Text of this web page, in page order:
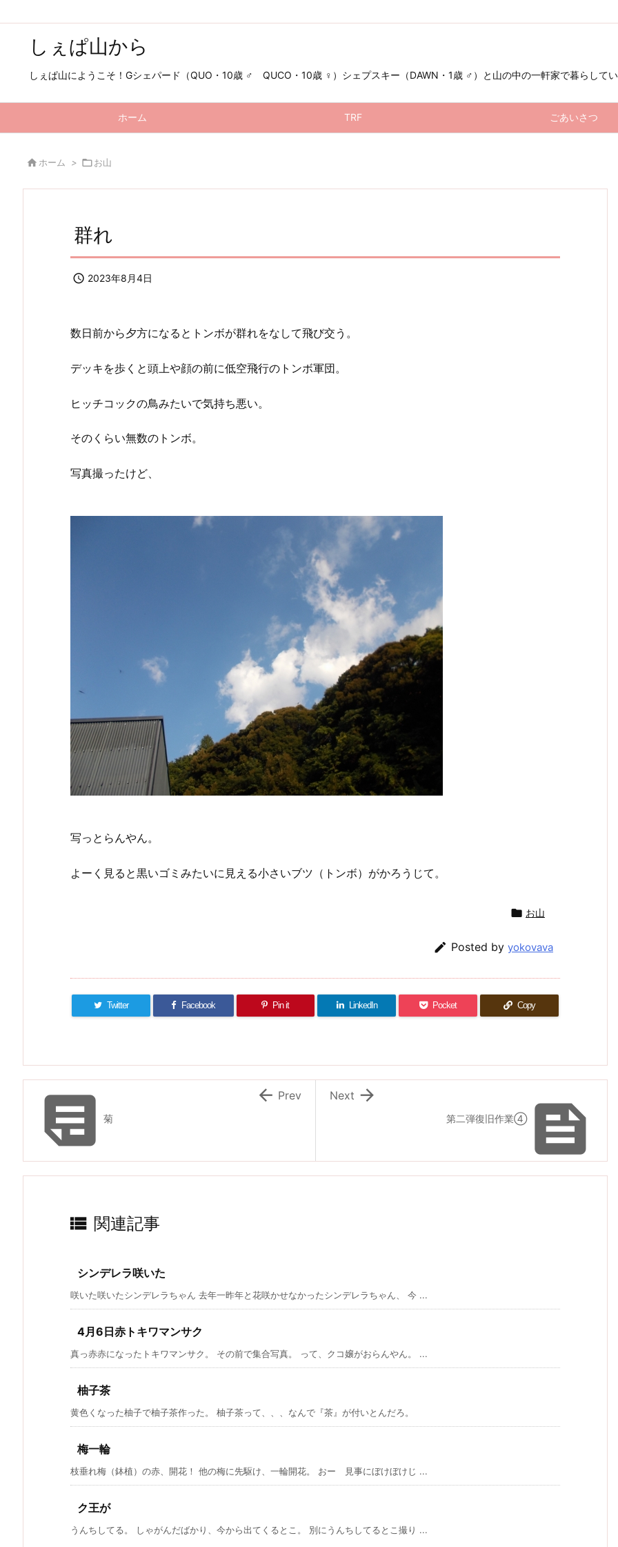
しぇぱ山から
しぇぱ山にようこそ！Gシェパード（QUO・10歳 ♂ QUCO・10歳 ♀）シェプスキー（DAWN・1歳 ♂）と山の中の一軒家で暮らし
ホーム TRF ごあいさつ
 ホーム > お山
群れ
 2023年8月4日
数日前から夕方になるとトンボが群れをなして飛び交う。
デッキを歩くと頭上や顔の前に低空飛行のトンボ軍団。
ヒッチコックの鳥みたいで気持ち悪い。
そのくらい無数のトンボ。
写真撮ったけど、
写っとらんやん。
よーく見ると黒いゴミみたいに見える小さいブツ（トンボ）がかろうじて。
 お山
 Posted by yokovava
Twitter Facebook Pin it LinkedIn Pocket Copy

第二弾復旧作業④

Next
菊
 Prev
 関連記事
シンデレラ咲いた
咲いた咲いたシンデレラちゃん 去年一昨年と花咲かせなかったシンデレラちゃん、 今 ...
4月6日赤トキワマンサク
真っ赤赤になったトキワマンサク。 その前で集合写真。 って、クコ嬢がおらんやん。 ...
柚子茶
黄色くなった柚子で柚子茶作った。 柚子茶って、、、なんで『茶』が付いとんだろ。
梅一輪
枝垂れ梅（鉢植）の赤、開花！ 他の梅に先駆け、一輪開花。 おー 見事にぼけぼけじ ...
ク王が
うんちしてる。 しゃがんだばかり、今から出てくるとこ。 別にうんちしてるとこ撮り ...